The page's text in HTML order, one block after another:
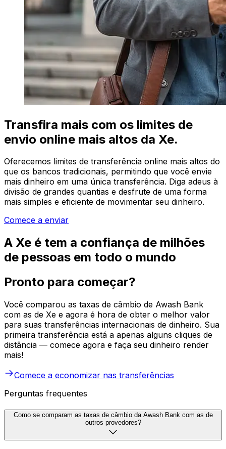
Transfira mais com os limites de
envio online mais altos da Xe.
Oferecemos limites de transferência online mais altos do
que os bancos tradicionais, permitindo que você envie
mais dinheiro em uma única transferência. Diga adeus à
divisão de grandes quantias e desfrute de uma forma
mais simples e eficiente de movimentar seu dinheiro.
Comece a enviar
A Xe é tem a confiança de milhões
de pessoas em todo o mundo
Pronto para começar?
Você comparou as taxas de câmbio de Awash Bank
com as de Xe e agora é hora de obter o melhor valor
para suas transferências internacionais de dinheiro. Sua
primeira transferência está a apenas alguns cliques de
distância — comece agora e faça seu dinheiro render
mais!
Comece a economizar nas transferências
Perguntas frequentes
Como se comparam as taxas de câmbio da Awash Bank com as de
outros provedores?